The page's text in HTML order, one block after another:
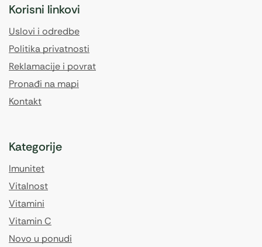
Korisni linkovi
Uslovi i odredbe
Politika privatnosti
Reklamacije i povrat
Pronađi na mapi
Kontakt
Kategorije
Imunitet
Vitalnost
Vitamini
Vitamin C
Novo u ponudi